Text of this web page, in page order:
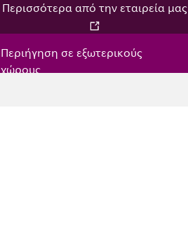
Περισσότερα από την εταιρεία μας
Περιήγηση σε εξωτερικούς
χώρους